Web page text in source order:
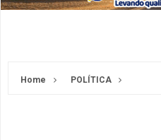
Home POLÍTICA